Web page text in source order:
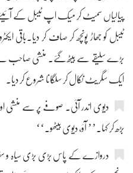
پیالیاں سمیٹ کر میک اپ ٹیبل کے آئینے
ٹیبل کو جھاڑ پونچھ کر صاف کر دیا۔باقی
بڑے سلیقے سے بیٹھ گئے۔ منشی صاحب
ایک سگریٹ نکال کر سلگانا شروع کر دیا۔
دیوی اندر آئی۔ صوفے پر سے
بڑھ کر کہا۔’’ آؤ، دیوی بیٹھو۔‘‘
دروازے کے پاس بڑی بڑی سیاہ و